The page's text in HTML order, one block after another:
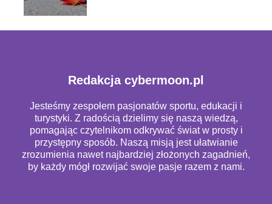
Redakcja cybermoon.pl
Jesteśmy zespołem pasjonatów sportu, edukacji i
turystyki. Z radością dzielimy się naszą wiedzą,
pomagając czytelnikom odkrywać świat w prosty i
przystępny sposób. Naszą misją jest ułatwianie
zrozumienia nawet najbardziej złożonych zagadnień,
by każdy mógł rozwijać swoje pasje razem z nami.